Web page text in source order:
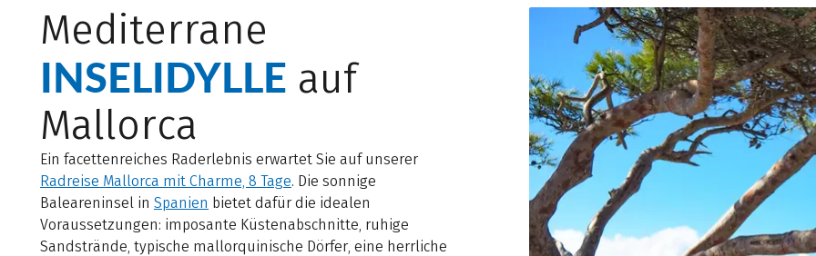
Mediterrane
INSELIDYLLE auf
Mallorca
Ein facettenreiches Raderlebnis erwartet Sie auf unserer
Radreise Mallorca mit Charme, 8 Tage. Die sonnige
Baleareninsel in Spanien bietet dafür die idealen
Voraussetzungen: imposante Küstenabschnitte, ruhige
Sandstrände, typische mallorquinische Dörfer, eine herrliche